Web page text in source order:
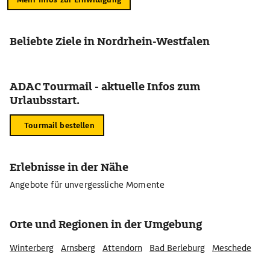
Beliebte Ziele in Nordrhein-Westfalen
ADAC Tourmail - aktuelle Infos zum
Urlaubsstart.
Tourmail bestellen
Erlebnisse in der Nähe
Angebote für unvergessliche Momente
Orte und Regionen in der Umgebung
Winterberg Arnsberg Attendorn Bad Berleburg Meschede